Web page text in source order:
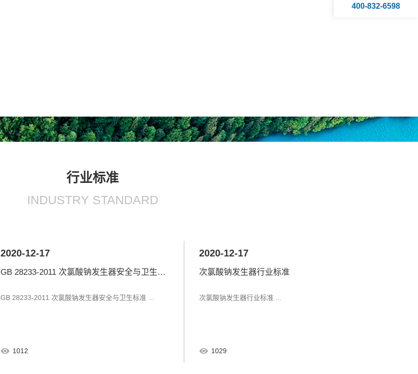
行业标准
INDUSTRY STANDARD
2020-12-17
GB 28233-2011 次氯酸钠发生器安全与卫生标准
1012
2020-12-17
次氯酸钠发生器行业标准
1029
400-832-6598